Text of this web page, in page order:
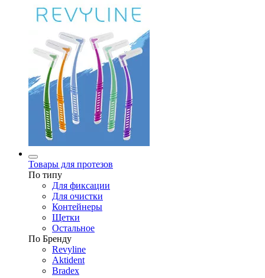
Товары для протезов
По типу
Для фиксации
Для очистки
Контейнеры
Щетки
Остальное
По Бренду
Revyline
Aktident
Bradex